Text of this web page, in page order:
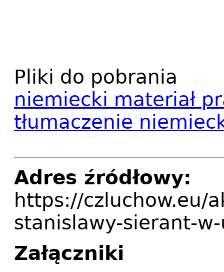
Pliki do pobrania
niemiecki materiał
tłumaczenie
Adres źródłowy:
https://czluchow.eu/
stanislawy-sierant-
Załączniki